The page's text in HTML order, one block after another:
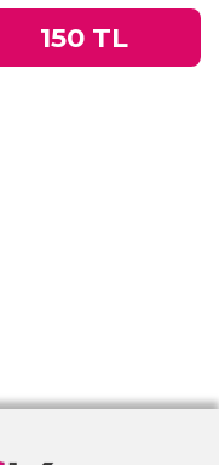
Almanyası’na
Tacitus’un
150 TL